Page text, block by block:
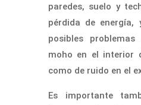
paredes, suelo y
pérdida de
posibles
moho en el interior
como de ruido en el
Es importante